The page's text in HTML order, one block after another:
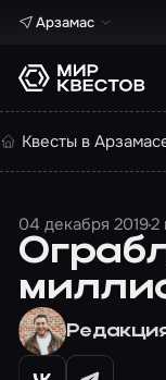
Арзамас
Квесты в
04 декабря 20192